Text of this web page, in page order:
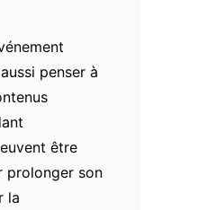
penser à
être
prolonger son
la